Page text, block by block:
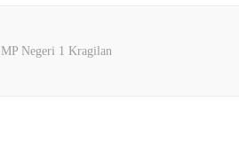
Negeri 1 Kragilan